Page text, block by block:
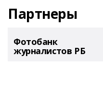
Партнеры
Фотобанк
журналистов РБ